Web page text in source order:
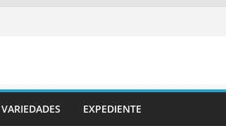
VARIEDADES EXPEDIENTE